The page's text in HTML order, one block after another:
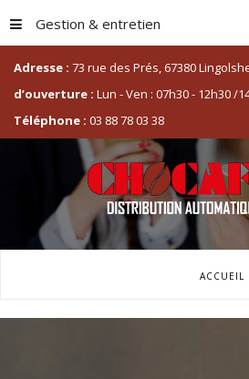
Adresse : 73 rue des Prés, 67380
d’ouverture : Lun - Ven : 07h30 - 12h30 /
Téléphone : 03 88 78 03 38
Gestion & entretien
ACCUEIL